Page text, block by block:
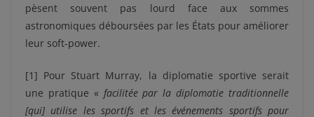
pèsent souvent pas lourd face aux sommes
astronomiques déboursées par les États pour améliorer
leur soft-power.
[1] Pour Stuart Murray, la diplomatie sportive serait
une pratique « facilitée par la diplomatie traditionnelle
[qui] utilise les sportifs et les événements sportifs pour